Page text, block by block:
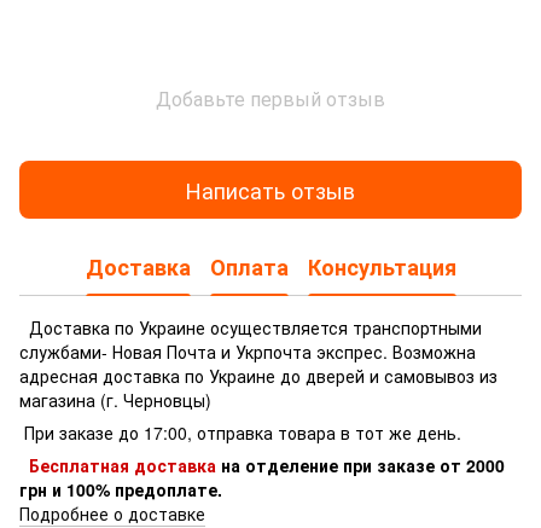
Добавьте первый отзыв
Написать отзыв
Доставка Оплата Консультация
Доставка по Украине осуществляется транспортными
службами- Новая Почта и Укрпочта экспрес. Возможна
адресная доставка по Украине до дверей и самовывоз из
магазина (г. Черновцы)
При заказе до 17:00, отправка товара в тот же день.
Бесплатная доставка на отделение при заказе от 2000
грн и 100% предоплате.
Подробнее о доставке